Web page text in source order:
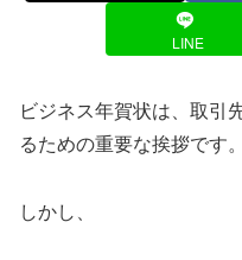
LINE
ビジネス年賀状は、取引
るための重要な挨拶です。
しかし、